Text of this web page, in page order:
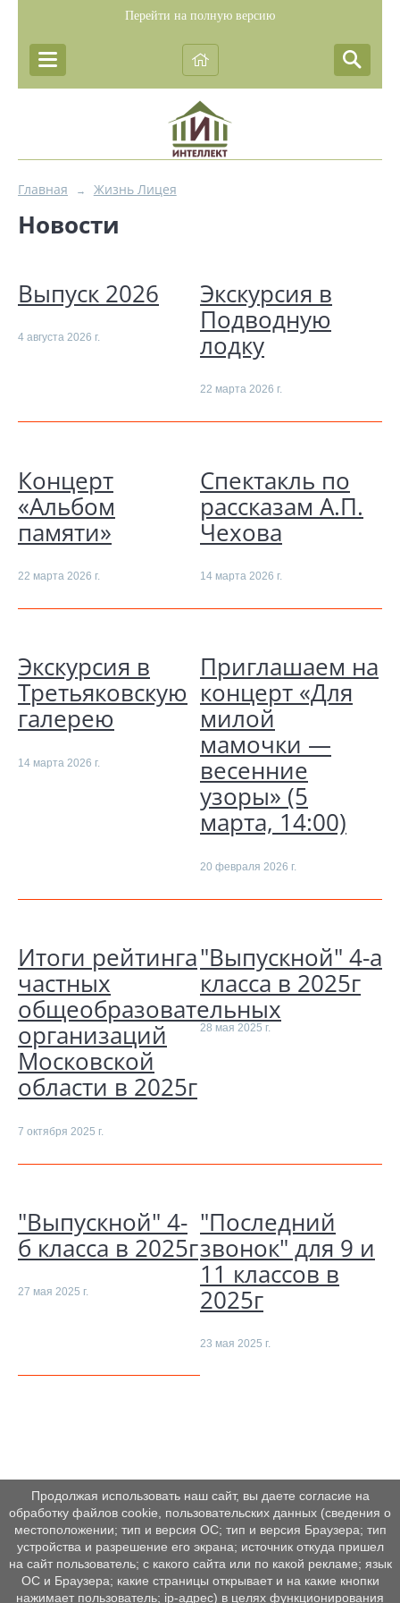
Перейти на полную версию
Главная → Жизнь Лицея
Новости
Выпуск 2026
4 августа 2026 г.
Экскурсия в
Подводную
лодку
22 марта 2026 г.
Концерт
«Альбом
памяти»
22 марта 2026 г.
Спектакль по
рассказам А.П.
Чехова
14 марта 2026 г.
Экскурсия в
Третьяковскую
галерею
14 марта 2026 г.
Приглашаем на
концерт «Для
милой
мамочки —
весенние
узоры» (5
марта, 14:00)
20 февраля 2026 г.
Итоги рейтинга
частных
общеобразовательных
организаций
Московской
области в 2025г
7 октября 2025 г.
"Выпускной" 4-а
класса в 2025г
28 мая 2025 г.
"Выпускной" 4-
б класса в 2025г
27 мая 2025 г.
"Последний
звонок" для 9 и
11 классов в
2025г
23 мая 2025 г.
Продолжая использовать наш сайт, вы даете согласие на
обработку файлов cookie, пользовательских данных (сведения о
местоположении; тип и версия ОС; тип и версия Браузера; тип
устройства и разрешение его экрана; источник откуда пришел
на сайт пользователь; с какого сайта или по какой рекламе; язык
ОС и Браузера; какие страницы открывает и на какие кнопки
нажимает пользователь; ip-адрес) в целях функционирования